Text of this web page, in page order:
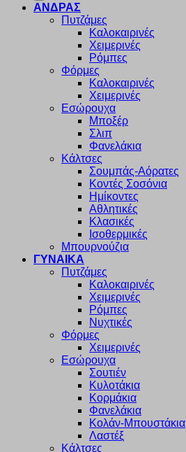
ΑΝΔΡΑΣ
Πυτζάμες
Καλοκαιρινές
Χειμερινές
Ρόμπες
Φόρμες
Καλοκαιρινές
Χειμερινές
Εσώρουχα
Μποξέρ
Σλιπ
Φανελάκια
Κάλτσες
Σουμπάς-Αόρατες
Κοντές Σοσόνια
Ημίκοντες
Αθλητικές
Κλασικές
Ισοθερμικές
Μπουρνούζια
ΓΥΝΑΙΚΑ
Πυτζάμες
Καλοκαιρινές
Χειμερινές
Ρόμπες
Νυχτικές
Φόρμες
Χειμερινές
Εσώρουχα
Σουτιέν
Κυλοτάκια
Κορμάκια
Φανελάκια
Κολάν-Μπουστάκια
Λαστέξ
Κάλτσες